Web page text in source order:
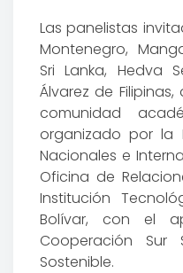
Las panelistas
Montenegro,
Sri Lanka, Hedva
Álvarez de
comunidad
organizado por la
Nacionales e
Oficina de
Institución
Bolívar, con el
Cooperación Sur
Sostenible.